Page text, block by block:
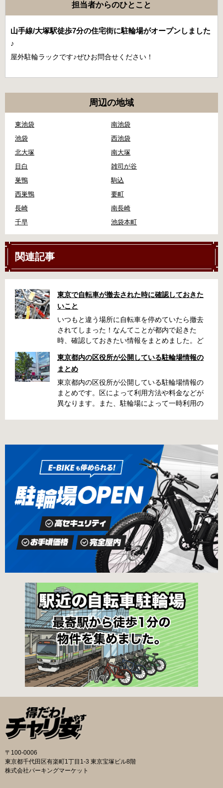
担当者からのひとこと
山手線/大塚駅徒歩7分の住宅街に駐輪場がオープンしました
♪
屋外駐輪ラックです♪ぜひお問合せください！
周辺の地域
東池袋
南池袋
池袋
西池袋
北大塚
南大塚
目白
雑司が谷
巣鴨
駒込
西巣鴨
要町
長崎
南長崎
千早
池袋本町
関連記事
東京で自転車が撤去された時に確認しておきた
いこと
いつもと違う場所に自転車を停めていたら撤去
されてしまった！なんてことが都内で起きた
時、確認しておきたい情報をまとめました。ど
くらい？なんて疑問が浮かぶかと思います。事
前に確認していざという時対処しましょう。 千
代田区 / 新宿区 / 品川区 / 港区 / 中央区 / 大田区
/ 北区 / 墨田区 / 渋谷区 / 葛飾区 千代田区で撤去
された場合 猿楽町保管場所 住所 千代田区神田
の地図が置いてあります） 東京メトロ半蔵門
線、都営新宿・三田線神保町駅から徒歩7分 大
手町高架下自転車保管場所 住所 千代田区大手町
二丁目4番 電話 050-2018-6466（千代田区自転
車対策コールセンター） 最寄駅 東京メトロ半蔵
門線、丸の内線大手町駅A5出口 東京メトロ東西
線大手町駅B3出口 返還の際に必要な書類 返還
料 2,000円 自転車の鍵 身分証明証 千代田区HP
はこちら 新宿区で撤去された場合 内藤町自転車
保管場所 住所 新宿区内藤町11番地 ※都立新
宿高校東隣（内藤町11番地4号） 電話 03-5273-
3896 最寄駅 東京メトロ丸ノ内線新宿三丁目駅
から徒歩3分 東京メトロ丸ノ内線新宿御苑前駅
から徒歩6分 JR新宿駅から徒歩8分 西新宿自転
車保管場所 住所
東京都内の区役所が公開している駐輪場情報の
まとめ
東京都内の区役所が公開している駐輪場情報の
まとめです。区によって利用方法や料金などが
異なります。また、駐輪場によって一時利用の
の自転車駐輪場 利用方法 利用登録申請書の提出
申請期間内に利用登録申請書（PDF：
1,396KB） と必要書類を環境まちづくり総務課
あてに郵送（申請期間消印有効）または、期間
内に環境まちづくり総務課（区役所5階5B窓
口）、各出張所の受付時間中に直接お持ちくだ
さい（郵送先・各出張所の受付時間）。電話・
ファクス・メールでは申請できません。 利用料
金 登録手数料 区民3,000円 区外居住者6,000円
生活保護受給者免除（詳しくはお問い合わせく
ださい） ただし、自転車利用者で高校生以下は
3,000円（区内、区外在住を問わず） 定期利用
料金 各駐輪場で定期利用料金が異なります。詳
細は各駐輪場または管理会社にお問い合わせく
ださい。 一時利用料金 2時間まで：0円 10時間
まで：100円 10時間を超えて5時間ごと：100円
千代田区HPはこちら 新宿区の自転車駐輪場 利
用方法 利用登録申請書の提出 利用申請書（申請
窓口で配布。新宿区 ホームページからも取り出
せます）を各申請窓口、交通対策課自転車対策
係（本庁舎7階）・特別出張所に直接お持ちくだ
さい。交通対策課では郵送申請（2月8日 消印有
効）・電子申請も受け付けています。 次年度の
利用に関しては、毎年1月ごろに利用申請一斉受
付を行います。（詳細は区広報、HP等でご案内
いたします。） 登録が決定した方は、交通対策
課から郵送する「利用申請結果通知」「納付
書」と利用料金を指定の自転等駐輪場にお持ち
の上、手続きをしてください。 ※収容台数を超
す。 利用料金 登録手数料 不要です。 定期利用
料金 自転車等駐輪場：1,800円／月 路上自転車
〒100-0006
東京都千代田区有楽町1丁目1-3 東京宝塚ビル8階
株式会社パーキングマーケット